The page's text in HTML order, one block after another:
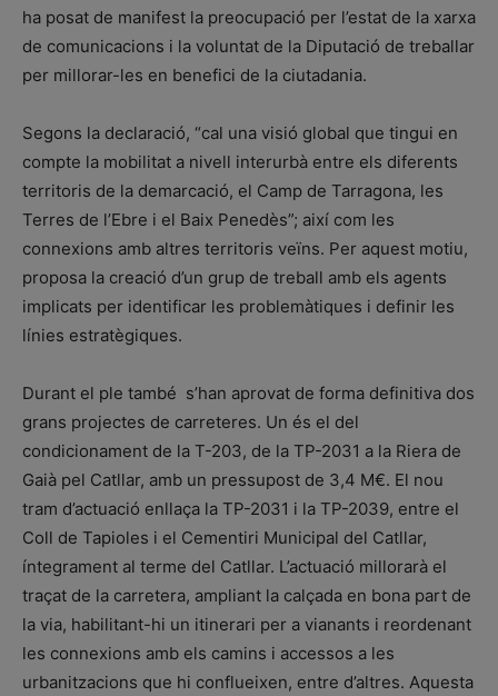
ha posat de manifest la preocupació per l’estat de la xarxa
de comunicacions i la voluntat de la Diputació de treballar
per millorar-les en benefici de la ciutadania.
Segons la declaració, “cal una visió global que tingui en
compte la mobilitat a nivell interurbà entre els diferents
territoris de la demarcació, el Camp de Tarragona, les
Terres de l’Ebre i el Baix Penedès”; així com les
connexions amb altres territoris veïns. Per aquest motiu,
proposa la creació d’un grup de treball amb els agents
implicats per identificar les problemàtiques i definir les
línies estratègiques.
Durant el ple també s’han aprovat de forma definitiva dos
grans projectes de carreteres. Un és el del
condicionament de la T-203, de la TP-2031 a la Riera de
Gaià pel Catllar, amb un pressupost de 3,4 M€. El nou
tram d’actuació enllaça la TP-2031 i la TP-2039, entre el
Coll de Tapioles i el Cementiri Municipal del Catllar,
íntegrament al terme del Catllar. L’actuació millorarà el
traçat de la carretera, ampliant la calçada en bona part de
la via, habilitant-hi un itinerari per a vianants i reordenant
les connexions amb els camins i accessos a les
urbanitzacions que hi conflueixen, entre d’altres. Aquesta